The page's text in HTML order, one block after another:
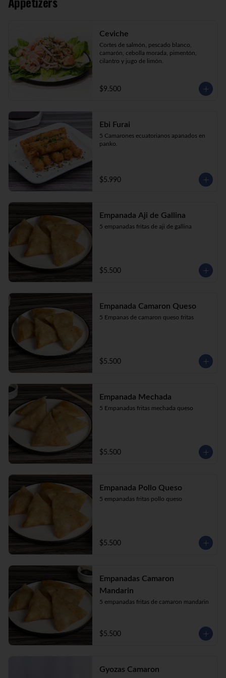
Katsu Roll (10) Pollo, queso crema,
cebollín, apanado en panko.
Ceviche
Cortes de salmón, pescado blanco,
camarón, cebolla morada, pimentón,
cilantro y jugo de limón.
$9.500
Ebi Furai
5 Camarones ecuatorianos apanados en
panko.
$5.990
Empanada Aji de Gallina
5 empanadas fritas de aji de gallina
$5.500
Empanada Camaron Queso
5 Empanas de camaron queso fritas
$5.500
Empanada Mechada
5 Empanadas fritas mechada queso
$5.500
Empanada Pollo Queso
5 empanadas fritas pollo queso
$5.500
Empanadas Camaron
Mandarin
5 empanadas fritas de camaron mandarin
$5.500
Gyozas Camaron